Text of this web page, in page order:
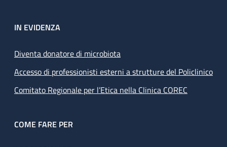
IN EVIDENZA
Diventa donatore di microbiota
Accesso di professionisti esterni a strutture del Policlinico
Comitato Regionale per l’Etica nella Clinica COREC
COME FARE PER